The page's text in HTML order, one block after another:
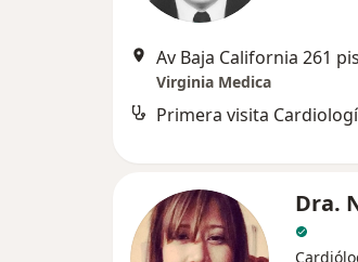
Virginia Medica
Primera visita
Dra.